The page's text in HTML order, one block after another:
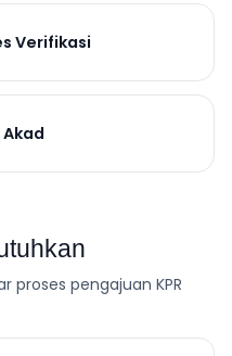
Verifikasi
proses pengajuan KPR